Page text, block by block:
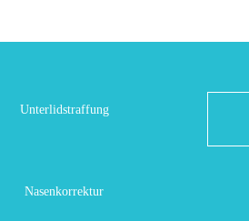
Unterlidstraffung
Nasenkorrektur